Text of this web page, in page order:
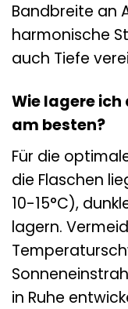
Bandbreite an
harmonische
auch Tiefe
Wie lagere ich
am besten?
Für die
die Flaschen
10-15°C),
lagern.
in Ruhe